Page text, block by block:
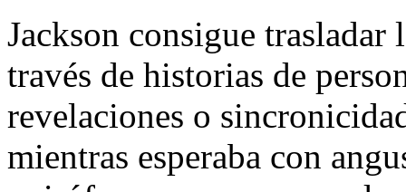
Jackson consigue
través de historias de
revelaciones o
mientras esperaba con